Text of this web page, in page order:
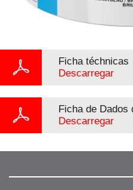
Ficha téchnicas
Descarregar
Ficha de Dados
Descarregar